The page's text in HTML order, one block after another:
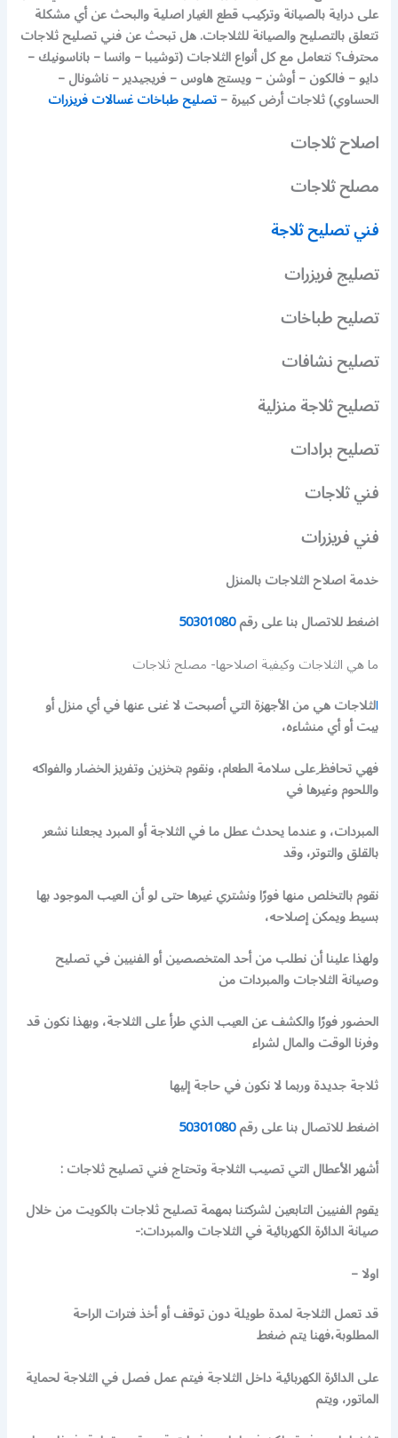
على دراية بالصيانة وتركيب قطع الغيار اصلية والبحث عن أي مشكلة
تتعلق بالتصليح والصيانة للثلاجات. هل تبحث عن فني تصليح ثلاجات
محترف؟ نتعامل مع كل أنواع الثلاجات (توشيبا – وانسا – باناسونيك –
دايو – فالكون – أوشن – ويستج هاوس – فريجيدير – ناشونال –
الحساوي) ثلاجات أرض كبيرة –تصليح طباخات غسالات فريزرات
اصلاح ثلاجات
مصلح ثلاجات
فني تصليح ثلاجة
تصليج فريزرات
تصليح طباخات
تصليح نشافات
تصليح ثلاجة منزلية
تصليح برادات
فني ثلاجات
فني فريزرات
خدمة اصلاح الثلاجات بالمنزل
اضغط للاتصال بنا على رقم50301080
ما هي الثلاجات وكيفية اصلاحها- مصلح ثلاجات
الثلاجات هي من الأجهزة التي أصبحت لا غنى عنها في أي منزل أو
بيت أو أي منشاءه،
فهي تحافظ ِعلى سلامة الطعام، ونقوم بتخزين وتفريز الخضار والفواكه
واللحوم وغيرها في
المبردات، و عندما يحدث عطل ما في الثلاجة أو المبرد يجعلنا نشعر
بالقلق والتوتر، وقد
نقوم بالتخلص منها فورًا ونشتري غيرها حتى لو أن العيب الموجود بها
بسيط ويمكن إصلاحه،
ولهذا علينا أن نطلب من أحد المتخصصين أو الفنيين في تصليح
وصيانة الثلاجات والمبردات من
الحضور فورًا والكشف عن العيب الذي طرأ على الثلاجة، وبهذا نكون قد
وفرنا الوقت والمال لشراء
ثلاجة جديدة وربما لا نكون في حاجة إليها
اضغط للاتصال بنا على رقم50301080
أشهر الأعطال التي تصيب الثلاجة وتحتاج فني تصليح ثلاجات :
يقوم الفنيين التابعين لشركتنا بمهمة تصليح ثلاجات بالكويت من خلال
صيانة الدائرة الكهربائية في الثلاجات والمبردات:-
اولا –
قد تعمل الثلاجة لمدة طويلة دون توقف أو أخذ فترات الراحة
المطلوبة،فهنا يتم ضغط
على الدائرة الكهربائية داخل الثلاجة فيتم عمل فصل في الثلاجة لحماية
الماتور، ويتم